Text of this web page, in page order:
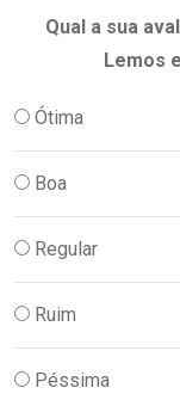
Qual a sua
Lemos
Ótima
Boa
Regular
Ruim
Péssima